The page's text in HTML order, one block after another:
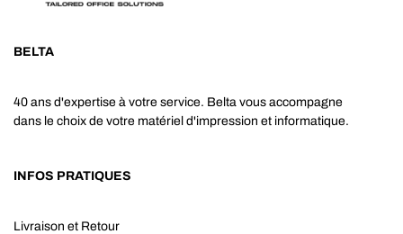
BELTA
40 ans d'expertise à votre service. Belta vous accompagne
dans le choix de votre matériel d'impression et informatique.
INFOS PRATIQUES
Livraison et Retour